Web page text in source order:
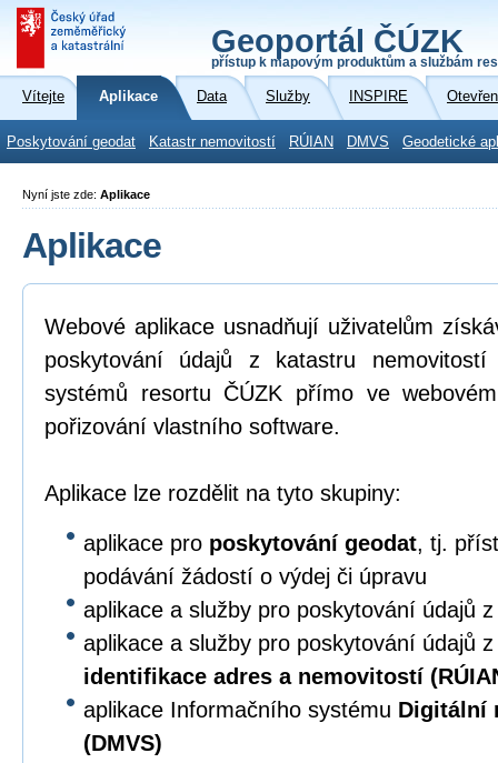
Geoportál ČÚZK
přístup k mapovým produktům a službám
Vítejte Aplikace Data Služby INSPIRE
Poskytování geodat Katastr nemovitostí RÚIAN DMVS Geodetické
Nyní jste zde: Aplikace
Aplikace
Webové aplikace usnadňují uživatelům
poskytování údajů z katastru
systémů resortu ČÚZK přímo ve
pořizování vlastního software.
Aplikace lze rozdělit na tyto skupiny:
aplikace pro poskytování geodat, tj.
podávání žádostí o výdej či úpravu
aplikace a služby pro poskytování údajů
aplikace a služby pro poskytování údajů
identifikace adres a nemovitostí
aplikace Informačního systému Digitální
(DMVS)